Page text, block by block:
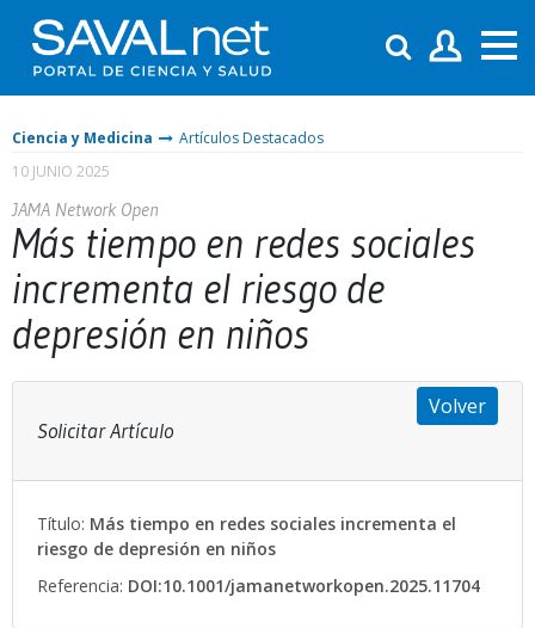
Ciencia y Medicina
Artículos Destacados
10 JUNIO 2025
JAMA Network Open
Más tiempo en redes sociales
incrementa el riesgo de
depresión en niños
Solicitar Artículo
Volver
Título: Más tiempo en redes sociales incrementa el
riesgo de depresión en niños
Referencia: DOI:10.1001/jamanetworkopen.2025.11704